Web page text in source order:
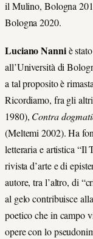
il Mulino, Bologna
Bologna 2020.
Luciano Nanniè
all’Università di
a tal proposito è
Ricordiamo, fra gli
1980), Contra
(Meltemi 2002). Ha
letteraria e artistica “Il
rivista d’arte e di
autore, tra l’altro, di
al gelo contribuisce
poetico che in campo
opere con lo